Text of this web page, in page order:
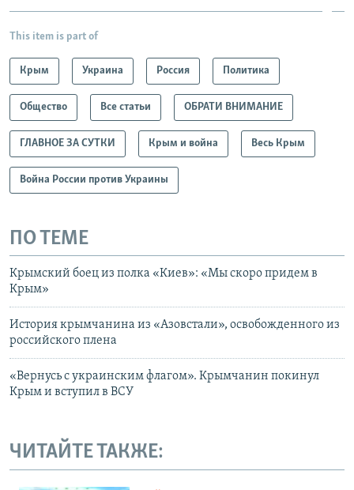
This item is part of
Крым Украина Россия Политика
Общество Все статьи ОБРАТИ ВНИМАНИЕ
ГЛАВНОЕ ЗА СУТКИ Крым и война Весь Крым
Война России против Украины
ПО ТЕМЕ
Крымский боец из полка «Киев»: «Мы скоро придем в
Крым»
История крымчанина из «Азовстали», освобожденного из
российского плена
«Вернусь с украинским флагом». Крымчанин покинул
Крым и вступил в ВСУ
ЧИТАЙТЕ ТАКЖЕ: